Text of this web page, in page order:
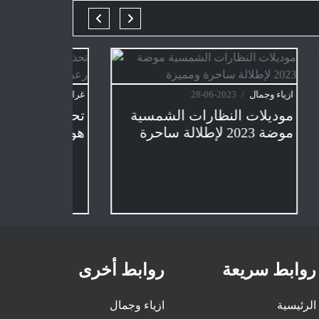
ازياء وجمال /
2023-06-28
موديلات النظارات الشمسية
موضة 2023 لإطلالة ساحرة
روابط سريعة
الرئيسية
روابط أخرى
ازياء وجمال